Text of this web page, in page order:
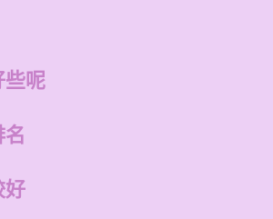
些呢
好